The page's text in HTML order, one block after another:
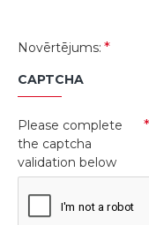
Novērtējums:
CAPTCHA
Please complete
the captcha
validation below